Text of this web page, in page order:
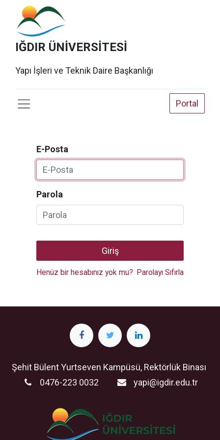
IĞDIR ÜNİVERSİTESİ
Yapı İşleri ve Teknik Daire Başkanlığı
Portal
E-Posta
Parola
Giriş
Henüz bir hesabınız yok mu? Parolayı Sıfırla
Şehit Bülent Yurtseven Kampüsü, Rektörlük Binası
0476-223 0032
yapi@igdir.edu.tr